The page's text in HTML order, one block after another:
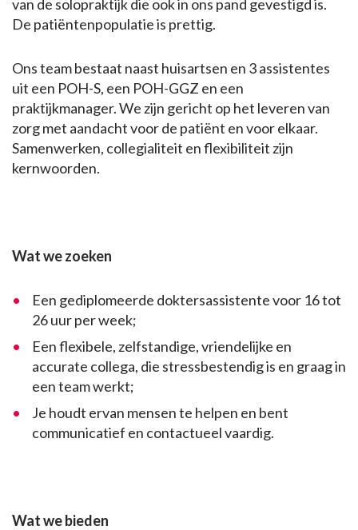
van de solopraktijk die ook in ons pand gevestigd is.
De patiëntenpopulatie is prettig.
Ons team bestaat naast huisartsen en 3 assistentes
uit een POH-S, een POH-GGZ en een
praktijkmanager. We zijn gericht op het leveren van
zorg met aandacht voor de patiënt en voor elkaar.
Samenwerken, collegialiteit en flexibiliteit zijn
kernwoorden.
Wat we zoeken
Een gediplomeerde doktersassistente voor 16 tot
26 uur per week;
Een flexibele, zelfstandige, vriendelijke en
accurate collega, die stressbestendig is en graag in
een team werkt;
Je houdt ervan mensen te helpen en bent
communicatief en contactueel vaardig.
Wat we bieden